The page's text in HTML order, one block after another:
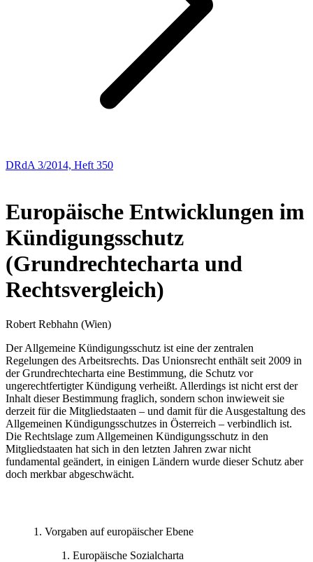
DRdA 3/2014, Heft 350
Europäische Entwicklungen im
Kündigungsschutz
(Grundrechtecharta und
Rechtsvergleich)
Robert Rebhahn (Wien)
Der Allgemeine Kündigungsschutz ist eine der zentralen
Regelungen des Arbeitsrechts. Das Unionsrecht enthält seit 2009 in
der Grundrechtecharta eine Bestimmung, die Schutz vor
ungerechtfertigter Kündigung verheißt. Allerdings ist nicht erst der
Inhalt dieser Bestimmung fraglich, sondern schon inwieweit sie
derzeit für die Mitgliedstaaten – und damit für die Ausgestaltung des
Allgemeinen Kündigungsschutzes in Österreich – verbindlich ist.
Die Rechtslage zum Allgemeinen Kündigungsschutz in den
Mitgliedstaaten hat sich in den letzten Jahren zwar nicht
fundamental geändert, in einigen Ländern wurde dieser Schutz aber
doch merkbar abgeschwächt.
Vorgaben auf europäischer Ebene
Europäische Sozialcharta